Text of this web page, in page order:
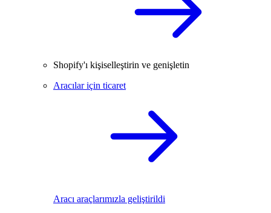
Shopify'ı kişiselleştirin ve genişletin
Aracılar için ticaret
Aracı araçlarımızla geliştirildi